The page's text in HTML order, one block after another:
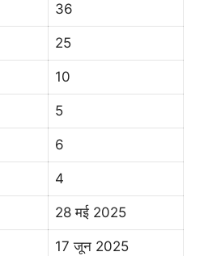
36
25
10
5
6
4
28 मई 2025
17 जून 2025